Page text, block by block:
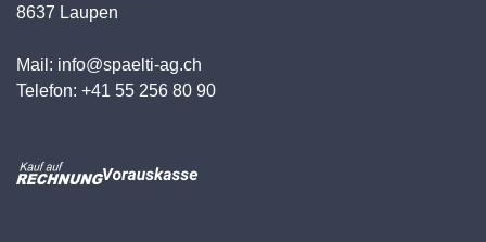
8637 Laupen
Mail: info@spaelti-ag.ch
Telefon: +41 55 256 80 90